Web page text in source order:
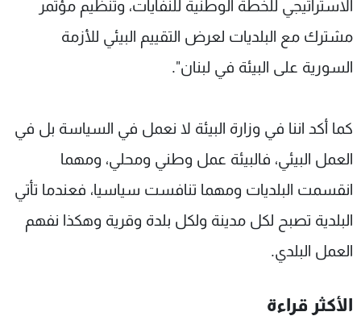
الاستراتيجي للخطة الوطنية للنفايات، وتنظيم مؤتمر
مشترك مع البلديات لعرض التقييم البيئي للأزمة
السورية على البيئة في لبنان".
كما أكد اننا في وزارة البيئة لا نعمل في السياسة بل في
العمل البيئي، فالبيئة عمل وطني ومحلي، ومهما
انقسمت البلديات ومهما تنافست سياسيا، فعندما تأتي
البلدية تصبح لكل مدينة ولكل بلدة وقرية وهكذا نفهم
العمل البلدي.
الأكثر قراءة